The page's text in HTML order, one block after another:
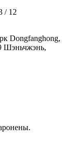
/ 12
Dongfanghong,
Шэньчжэнь,